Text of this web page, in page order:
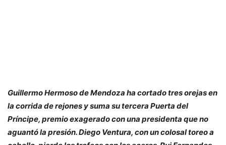
Guillermo Hermoso de Mendoza ha cortado tres orejas en
la corrida de rejones y suma su tercera Puerta del
Príncipe, premio exagerado con una presidenta que no
aguantó la presión. Diego Ventura, con un colosal toreo a